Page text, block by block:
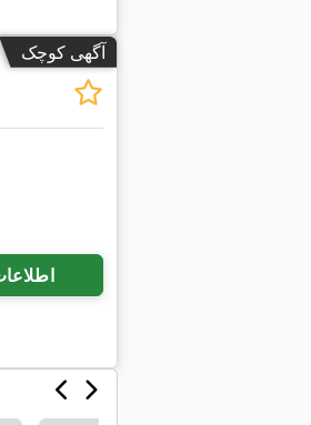
آگهی کوچک